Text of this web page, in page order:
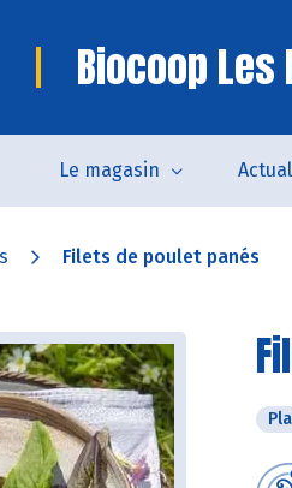
Biocoop
Le magasin
Filets de poulet panés